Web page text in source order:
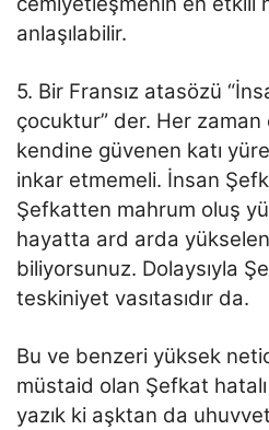
anlaşılabilir.
5. Bir Fransız atasözü
çocuktur” der. Her zaman
kendine güvenen katı
inkar etmemeli. İnsan
Şefkatten mahrum oluş
hayatta ard arda yükselen
biliyorsunuz. Dolaysıyla
teskiniyet vasıtasıdır da.
Bu ve benzeri yüksek
müstaid olan Şefkat hatalı
yazık ki aşktan da